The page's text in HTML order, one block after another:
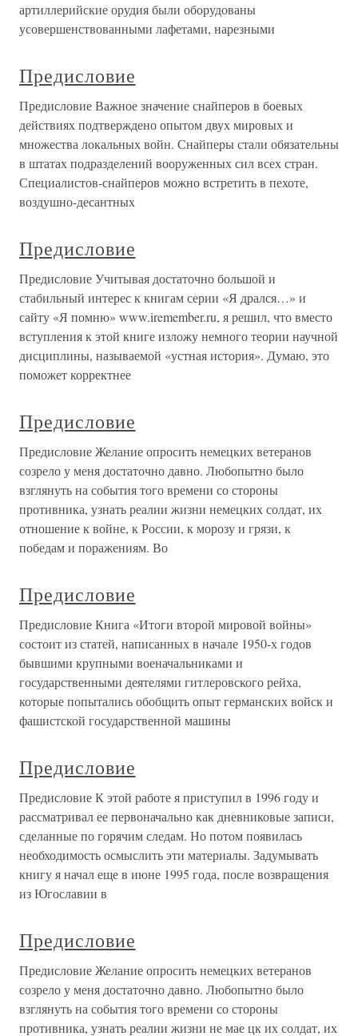
артиллерийские орудия были оборудованы
усовершенствованными лафетами, нарезными
Предисловие
Предисловие Важное значение снайперов в боевых
действиях подтверждено опытом двух мировых и
множества локальных войн. Снайперы стали обязательны
в штатах подразделений вооруженных сил всех стран.
Специалистов-снайперов можно встретить в пехоте,
воздушно-десантных
Предисловие
Предисловие Учитывая достаточно большой и
стабильный интерес к книгам серии «Я дрался…» и
сайту «Я помню» www.iremember.ru, я решил, что вместо
вступления к этой книге изложу немного теории научной
дисциплины, называемой «устная история». Думаю, это
поможет корректнее
Предисловие
Предисловие Желание опросить немецких ветеранов
созрело у меня достаточно давно. Любопытно было
взглянуть на события того времени со стороны
противника, узнать реалии жизни немецких солдат, их
отношение к войне, к России, к морозу и грязи, к
победам и поражениям. Во
Предисловие
Предисловие Книга «Итоги второй мировой войны»
состоит из статей, написанных в начале 1950-х годов
бывшими крупными военачальниками и
государственными деятелями гитлеровского рейха,
которые попытались обобщить опыт германских войск и
фашистской государственной машины
Предисловие
Предисловие К этой работе я приступил в 1996 году и
рассматривал ее первоначально как дневниковые записи,
сделанные по горячим следам. Но потом появилась
необходимость осмыслить эти материалы. Задумывать
книгу я начал еще в июне 1995 года, после возвращения
из Югославии в
Предисловие
Предисловие Желание опросить немецких ветеранов
созрело у меня достаточно давно. Любопытно было
взглянуть на события того времени со стороны
противника, узнать реалии жизни не мае цк их солдат, их